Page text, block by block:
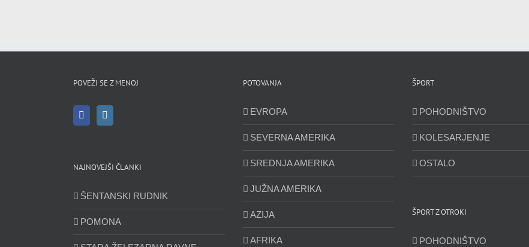
POVEŽI SE Z MENOJ
NAJNOVEJŠI ČLANKI
ŠENTANSKI RUDNIK
POMONA
POTOVANJA
EVROPA
SEVERNA AMERIKA
SREDNJA AMERIKA
JUŽNA AMERIKA
AZIJA
AFRIKA
ŠPORT
POHODNIŠTVO
KOLESARJENJE
OSTALO
ŠPORT Z OTROKI
POHODNIŠTVO